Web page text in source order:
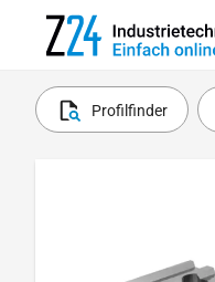
Profilfinder